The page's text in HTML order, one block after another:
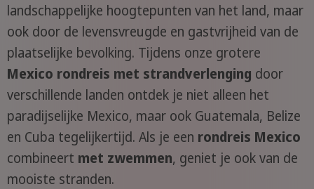
landschappelijke hoogtepunten van het land, maar
ook door de levensvreugde en gastvrijheid van de
plaatselijke bevolking. Tijdens onze grotere
Mexico rondreis met strandverlenging door
verschillende landen ontdek je niet alleen het
paradijselijke Mexico, maar ook Guatemala, Belize
en Cuba tegelijkertijd. Als je een rondreis Mexico
combineert met zwemmen, geniet je ook van de
mooiste stranden.